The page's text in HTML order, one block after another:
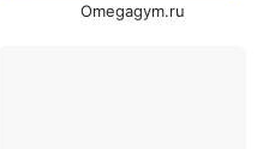
Omegagym.ru